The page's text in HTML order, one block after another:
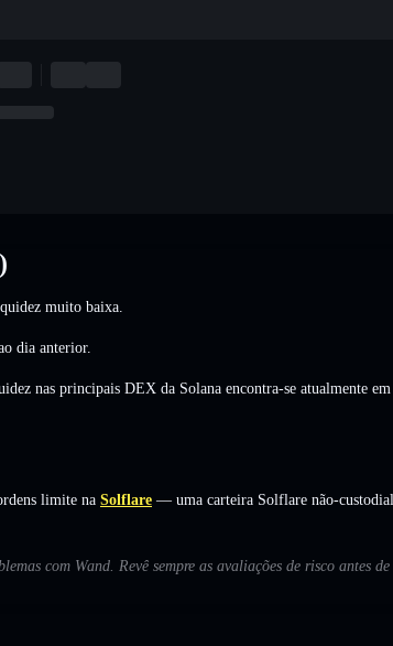
muito baixa.
dia anterior.
nas principais DEX da Solana encontra-se atualmente em
limite na Solflare — uma carteira Solflare não-custodial
com Wand. Revê sempre as avaliações de risco antes de